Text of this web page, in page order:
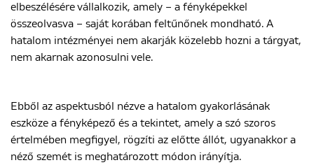
elbeszélésére vállalkozik, amely – a fényképekkel
összeolvasva – saját korában feltűnőnek mondható. A
hatalom intézményei nem akarják közelebb hozni a tárgyat,
nem akarnak azonosulni vele.
Ebből az aspektusból nézve a hatalom gyakorlásának
eszköze a fényképező és a tekintet, amely a szó szoros
értelmében megfigyel, rögzíti az előtte állót, ugyanakkor a
néző szemét is meghatározott módon irányítja.